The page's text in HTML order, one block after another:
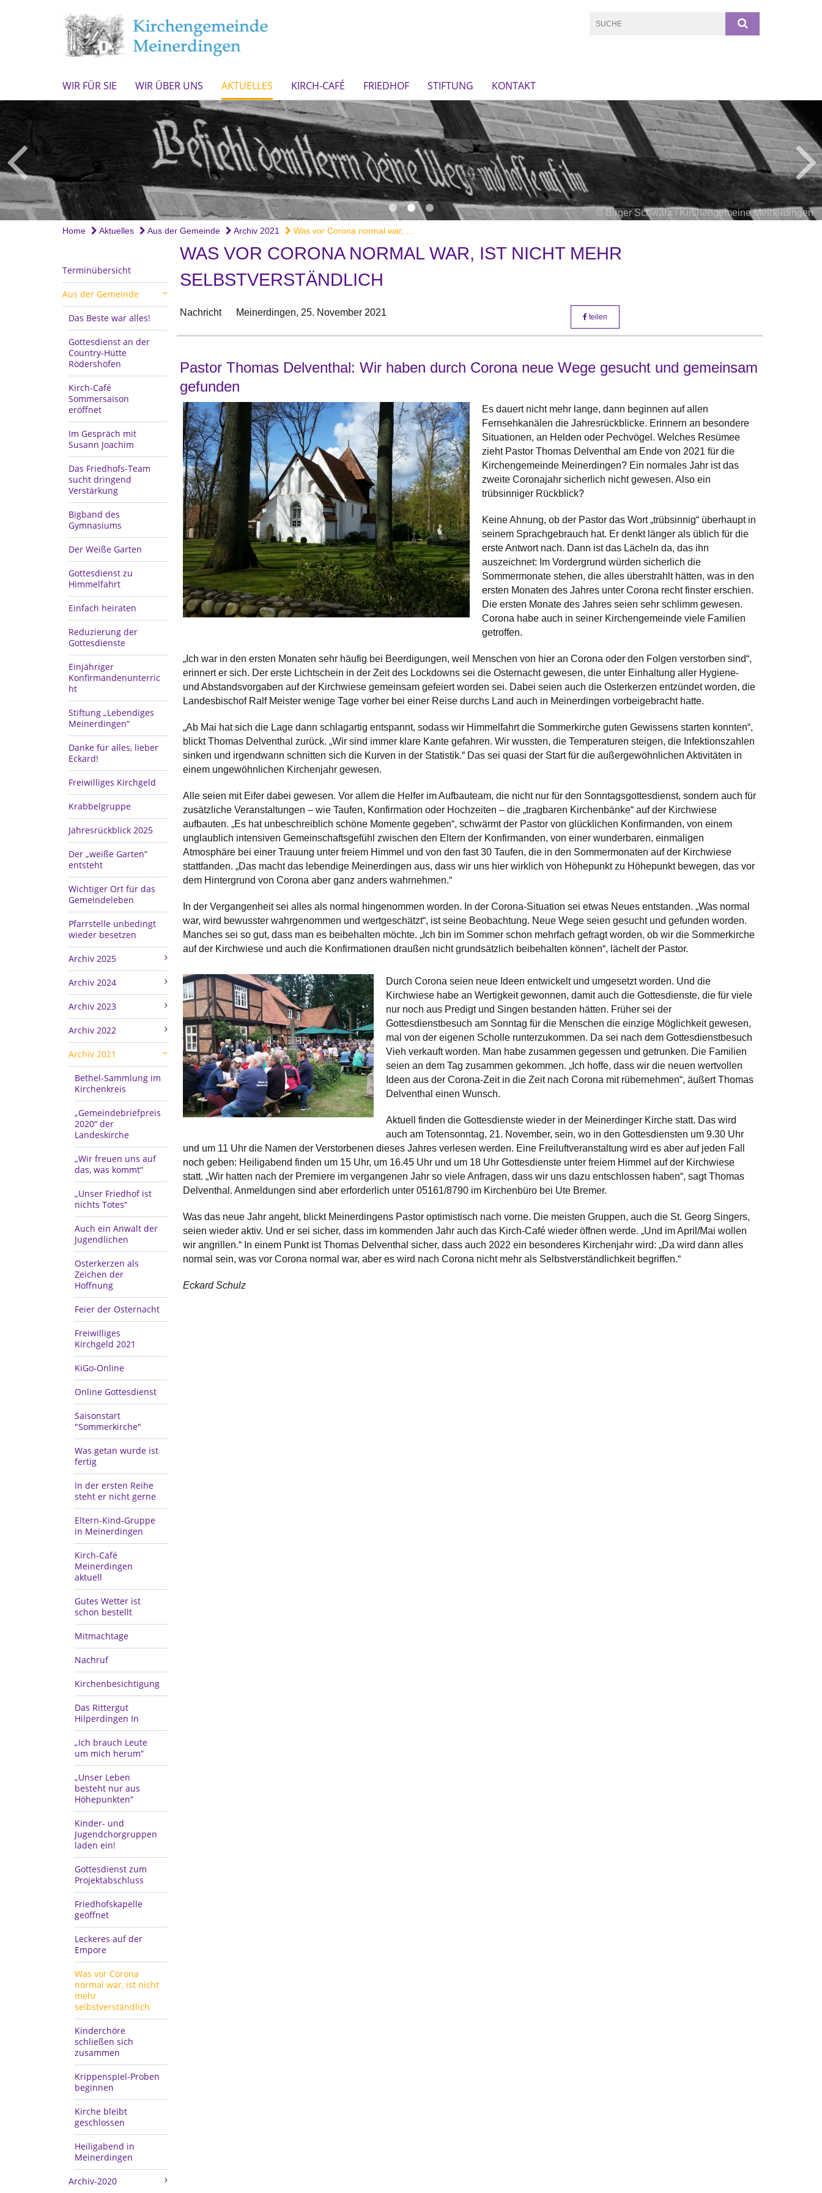
WIR FÜR SIE WIR ÜBER UNS AKTUELLES KIRCH-CAFÉ FRIEDHOF STIFTUNG KONTAKT
© Birger Schwarz / Kirchengemeine Meinerdingen
Home Aktuelles Aus der Gemeinde Archiv 2021 Was vor Corona normal war, ...
Terminübersicht
Aus der Gemeinde
Das Beste war alles!
Gottesdienst an der
Country-Hütte
Rödershöfen
Kirch-Café
Sommersaison
eröffnet
Im Gespräch mit
Susann Joachim
Das Friedhofs-Team
sucht dringend
Verstärkung
Bigband des
Gymnasiums
Der Weiße Garten
Gottesdienst zu
Himmelfahrt
Einfach heiraten
Reduzierung der
Gottesdienste
Einjähriger
Konfirmandenunterric
ht
Stiftung „Lebendiges
Meinerdingen“
Danke für alles, lieber
Eckard!
Freiwilliges Kirchgeld
Krabbelgruppe
Jahresrückblick 2025
Der „weiße Garten“
entsteht
Wichtiger Ort für das
Gemeindeleben
Pfarrstelle unbedingt
wieder besetzen
Archiv 2025
Archiv 2024
Archiv 2023
Archiv 2022
Archiv 2021
Bethel-Sammlung im
Kirchenkreis
„Gemeindebriefpreis
2020“ der
Landeskirche
„Wir freuen uns auf
das, was kommt“
„Unser Friedhof ist
nichts Totes“
Auch ein Anwalt der
Jugendlichen
Osterkerzen als
Zeichen der
Hoffnung
Feier der Osternacht
Freiwilliges
Kirchgeld 2021
KiGo-Online
Online Gottesdienst
Saisonstart
"Sommerkirche"
Was getan wurde ist
fertig
In der ersten Reihe
steht er nicht gerne
Eltern-Kind-Gruppe
in Meinerdingen
Kirch-Café
Meinerdingen
aktuell
Gutes Wetter ist
schon bestellt
Mitmachtage
Nachruf
Kirchenbesichtigung
Das Rittergut
Hilperdingen In
„Ich brauch Leute
um mich herum“
„Unser Leben
besteht nur aus
Höhepunkten“
Kinder- und
Jugendchorgruppen
laden ein!
Gottesdienst zum
Projektabschluss
Friedhofskapelle
geöffnet
Leckeres auf der
Empore
Was vor Corona
normal war, ist nicht
mehr
selbstverständlich
Kinderchöre
schließen sich
zusammen
Krippenspiel-Proben
beginnen
Kirche bleibt
geschlossen
Heiligabend in
Meinerdingen
Archiv-2020
WAS VOR CORONA NORMAL WAR, IST NICHT MEHR
SELBSTVERSTÄNDLICH
Nachricht Meinerdingen, 25. November 2021 teilen
Pastor Thomas Delventhal: Wir haben durch Corona neue Wege gesucht und gemeinsam
gefunden
Es dauert nicht mehr lange, dann beginnen auf allen
Fernsehkanälen die Jahresrückblicke. Erinnern an besondere
Situationen, an Helden oder Pechvögel. Welches Resümee
zieht Pastor Thomas Delventhal am Ende von 2021 für die
Kirchengemeinde Meinerdingen? Ein normales Jahr ist das
zweite Coronajahr sicherlich nicht gewesen. Also ein
trübsinniger Rückblick?
Keine Ahnung, ob der Pastor das Wort „trübsinnig“ überhaupt in
seinem Sprachgebrauch hat. Er denkt länger als üblich für die
erste Antwort nach. Dann ist das Lächeln da, das ihn
auszeichnet: Im Vordergrund würden sicherlich die
Sommermonate stehen, die alles überstrahlt hätten, was in den
ersten Monaten des Jahres unter Corona recht finster erschien.
Die ersten Monate des Jahres seien sehr schlimm gewesen.
Corona habe auch in seiner Kirchengemeinde viele Familien
getroffen.
„Ich war in den ersten Monaten sehr häufig bei Beerdigungen, weil Menschen von hier an Corona oder den Folgen verstorben sind“,
erinnert er sich. Der erste Lichtschein in der Zeit des Lockdowns sei die Osternacht gewesen, die unter Einhaltung aller Hygiene-
und Abstandsvorgaben auf der Kirchwiese gemeinsam gefeiert worden sei. Dabei seien auch die Osterkerzen entzündet worden, die
Landesbischof Ralf Meister wenige Tage vorher bei einer Reise durchs Land auch in Meinerdingen vorbeigebracht hatte.
„Ab Mai hat sich die Lage dann schlagartig entspannt, sodass wir Himmelfahrt die Sommerkirche guten Gewissens starten konnten“,
blickt Thomas Delventhal zurück. „Wir sind immer klare Kante gefahren. Wir wussten, die Temperaturen steigen, die Infektionszahlen
sinken und irgendwann schnitten sich die Kurven in der Statistik.“ Das sei quasi der Start für die außergewöhnlichen Aktivitäten in
einem ungewöhnlichen Kirchenjahr gewesen.
Alle seien mit Eifer dabei gewesen. Vor allem die Helfer im Aufbauteam, die nicht nur für den Sonntagsgottesdienst, sondern auch für
zusätzliche Veranstaltungen – wie Taufen, Konfirmation oder Hochzeiten – die „tragbaren Kirchenbänke“ auf der Kirchwiese
aufbauten. „Es hat unbeschreiblich schöne Momente gegeben“, schwärmt der Pastor von glücklichen Konfirmanden, von einem
unglaublich intensiven Gemeinschaftsgefühl zwischen den Eltern der Konfirmanden, von einer wunderbaren, einmaligen
Atmosphäre bei einer Trauung unter freiem Himmel und von den fast 30 Taufen, die in den Sommermonaten auf der Kirchwiese
stattfanden. „Das macht das lebendige Meinerdingen aus, dass wir uns hier wirklich von Höhepunkt zu Höhepunkt bewegen, das vor
dem Hintergrund von Corona aber ganz anders wahrnehmen.“
In der Vergangenheit sei alles als normal hingenommen worden. In der Corona-Situation sei etwas Neues entstanden. „Was normal
war, wird bewusster wahrgenommen und wertgeschätzt“, ist seine Beobachtung. Neue Wege seien gesucht und gefunden worden.
Manches sei so gut, dass man es beibehalten möchte. „Ich bin im Sommer schon mehrfach gefragt worden, ob wir die Sommerkirche
auf der Kirchwiese und auch die Konfirmationen draußen nicht grundsätzlich beibehalten können“, lächelt der Pastor.
Durch Corona seien neue Ideen entwickelt und umgesetzt worden. Und die
Kirchwiese habe an Wertigkeit gewonnen, damit auch die Gottesdienste, die für viele
nur noch aus Predigt und Singen bestanden hätten. Früher sei der
Gottesdienstbesuch am Sonntag für die Menschen die einzige Möglichkeit gewesen,
mal von der eigenen Scholle runterzukommen. Da sei nach dem Gottesdienstbesuch
Vieh verkauft worden. Man habe zusammen gegessen und getrunken. Die Familien
seien an dem Tag zusammen gekommen. „Ich hoffe, dass wir die neuen wertvollen
Ideen aus der Corona-Zeit in die Zeit nach Corona mit rübernehmen“, äußert Thomas
Delventhal einen Wunsch.
Aktuell finden die Gottesdienste wieder in der Meinerdinger Kirche statt. Das wird
auch am Totensonntag, 21. November, sein, wo in den Gottesdiensten um 9.30 Uhr
und um 11 Uhr die Namen der Verstorbenen dieses Jahres verlesen werden. Eine Freiluftveranstaltung wird es aber auf jeden Fall
noch geben: Heiligabend finden um 15 Uhr, um 16.45 Uhr und um 18 Uhr Gottesdienste unter freiem Himmel auf der Kirchwiese
statt. „Wir hatten nach der Premiere im vergangenen Jahr so viele Anfragen, dass wir uns dazu entschlossen haben“, sagt Thomas
Delventhal. Anmeldungen sind aber erforderlich unter 05161/8790 im Kirchenbüro bei Ute Bremer.
Was das neue Jahr angeht, blickt Meinerdingens Pastor optimistisch nach vorne. Die meisten Gruppen, auch die St. Georg Singers,
seien wieder aktiv. Und er sei sicher, dass im kommenden Jahr auch das Kirch-Café wieder öffnen werde. „Und im April/Mai wollen
wir angrillen.“ In einem Punkt ist Thomas Delventhal sicher, dass auch 2022 ein besonderes Kirchenjahr wird: „Da wird dann alles
normal sein, was vor Corona normal war, aber es wird nach Corona nicht mehr als Selbstverständlichkeit begriffen.“
Eckard Schulz